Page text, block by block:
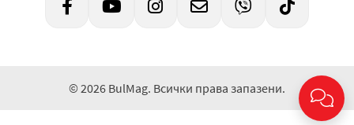
© 2026 BulMag. Всички права запазени.